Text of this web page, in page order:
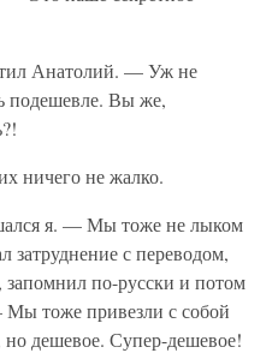
Анатолий. — Уж не
подешевле. Вы же,
ничего не жалко.
я. — Мы тоже не лыком
с переводом,
по-русски и потом
Мы тоже привезли с собой
дешевое. Супер-дешевое!